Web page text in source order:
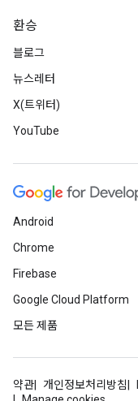
환승
블로그
뉴스레터
X(트위터)
YouTube
Android
Chrome
Firebase
Google Cloud Platform
모든 제품
약관 개인정보처리방침